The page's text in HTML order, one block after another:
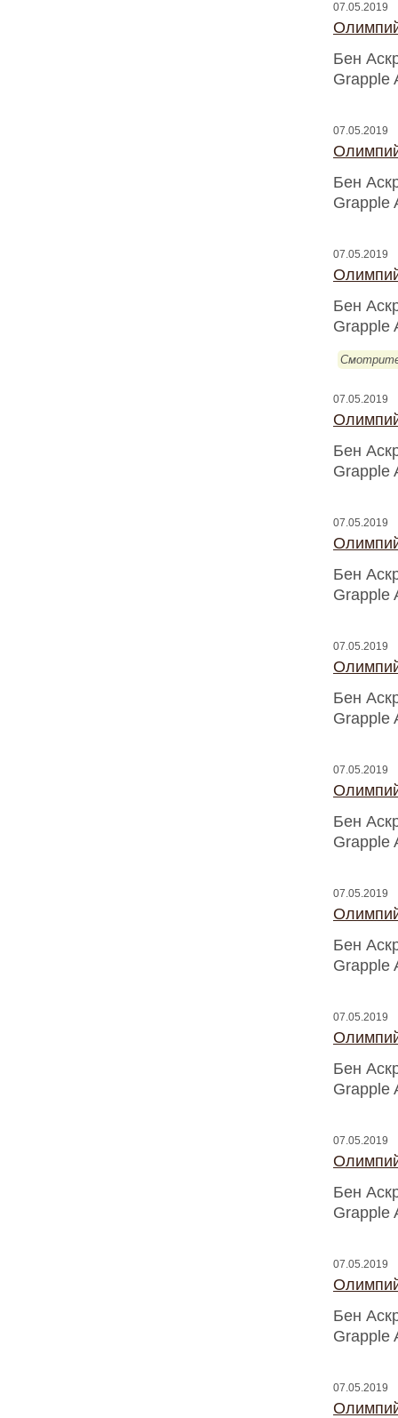
07.05.2019
Бен
Grapple
07.05.2019
Бен
Grapple
07.05.2019
Бен
Grapple
07.05.2019
Бен
Grapple
07.05.2019
Бен
Grapple
07.05.2019
Бен
Grapple
07.05.2019
Бен
Grapple
07.05.2019
Бен
Grapple
07.05.2019
Бен
Grapple
07.05.2019
Бен
Grapple
07.05.2019
Бен
Grapple
07.05.2019